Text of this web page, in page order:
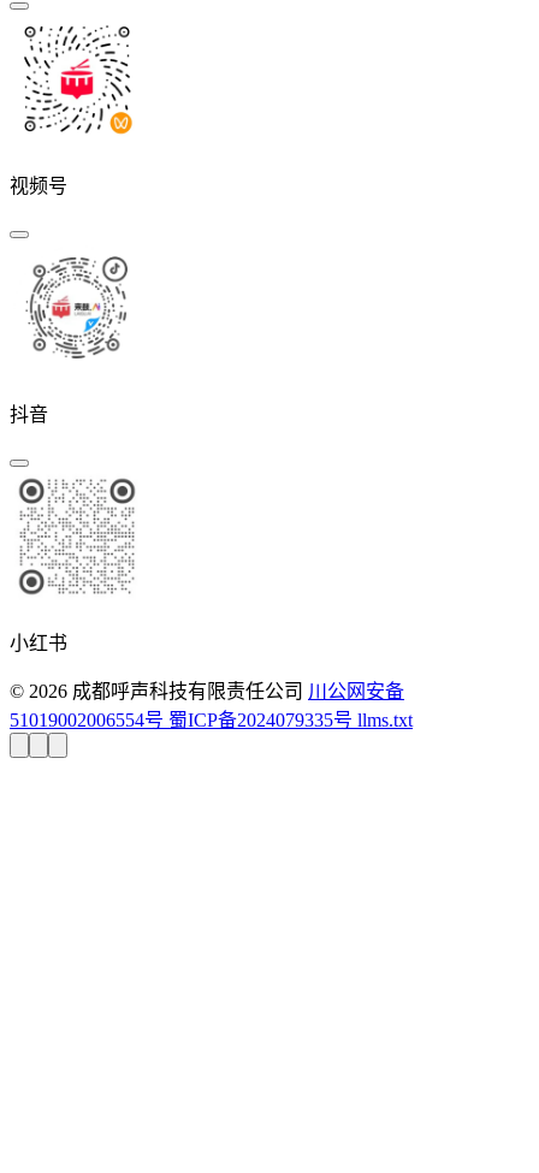
视频号
抖音
小红书
© 2026 成都呼声科技有限责任公司 川公网安备
51019002006554号 蜀ICP备2024079335号 llms.txt